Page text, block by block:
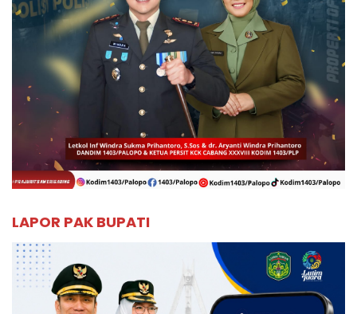
LAPOR PAK BUPATI